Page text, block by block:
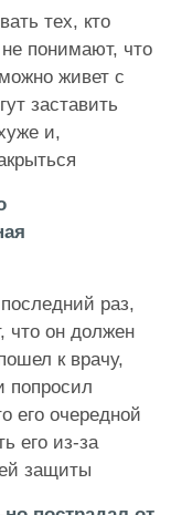
тех, кто
понимают, что
живет с
заставить
и,
раз,
что он должен
к врачу,
попросил
его очередной
его из-за
защиты